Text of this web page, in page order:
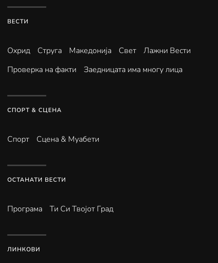
ВЕСТИ
Охрид Струга Македонија Свет
Лажни Вести
Проверка на факти
Заедницата има многу лица
СПОРТ & СЦЕНА
Спорт Сцена & Муабети
ОСТАНАТИ ВЕСТИ
Програма Ти Си Твојот Град
ЛИНКОВИ